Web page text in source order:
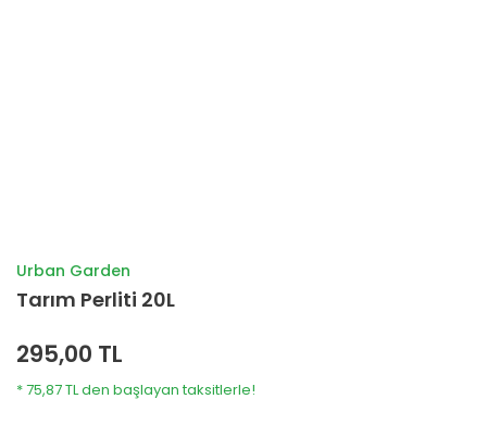
Urban Garden
Tarım Perliti 20L
295,00 TL
* 75,87 TL den başlayan taksitlerle!